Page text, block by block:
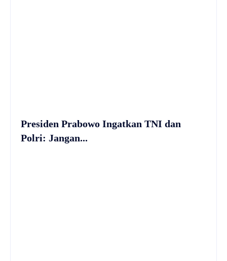
Presiden Prabowo Ingatkan TNI dan
Polri: Jangan...